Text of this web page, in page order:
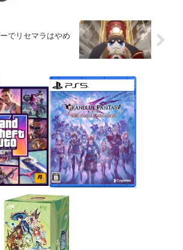
でリセマラはやめ